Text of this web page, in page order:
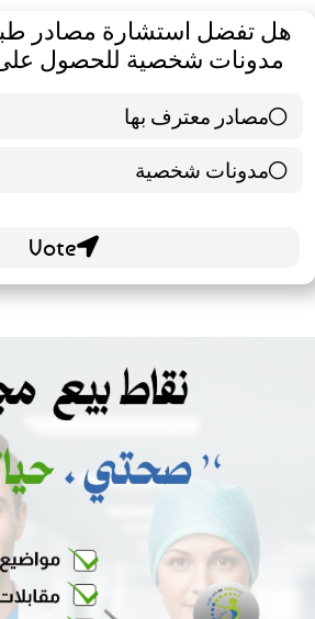
هل تفضل استشارة مصادر
مدونات شخصية للحصول
مصادر معترف بها
39 ( 65 % )
مدونات شخصية
21 ( 35 % )